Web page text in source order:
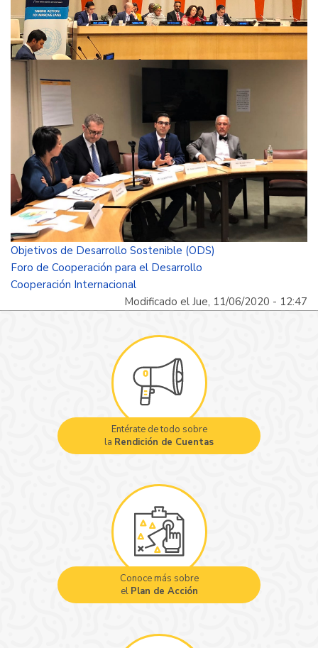
Objetivos de Desarrollo Sostenible (ODS)
Foro de Cooperación para el Desarrollo
Cooperación Internacional
Modificado el Jue, 11/06/2020 - 12:47
Entérate de todo sobre
la Rendición de Cuentas
Conoce más sobre
el Plan de Acción